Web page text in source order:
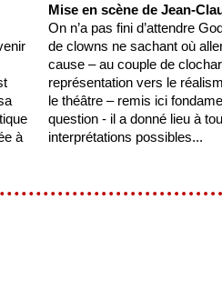
à
Mise en scène de Jean-
On n’a pas fini d’attendre
de clowns ne sachant où
cause – au couple de
représentation vers le
le théâtre – remis ici
question - il a donné lieu à
interprétations possibles...